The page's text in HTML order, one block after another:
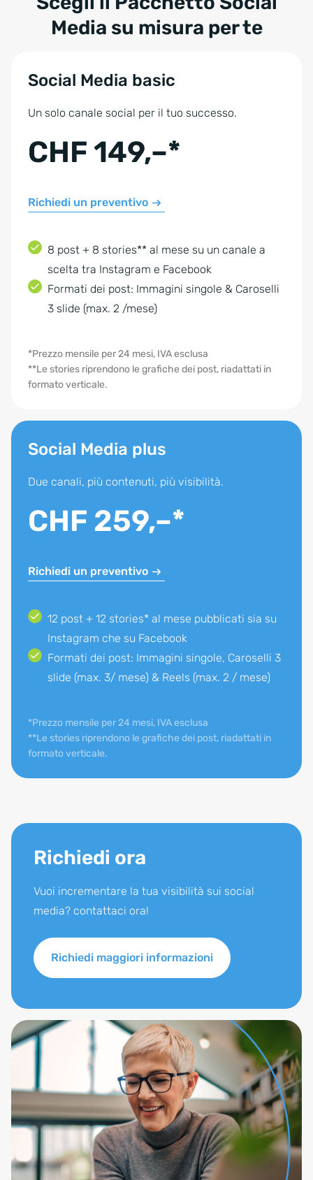
Media su misura per te
Social Media basic
Un solo canale social per il tuo successo.
CHF 149,–*
Richiedi un preventivo
8 post + 8 stories** al mese su un canale a
scelta tra Instagram e Facebook
Formati dei post: Immagini singole & Caroselli
3 slide (max. 2 /mese)
*Prezzo mensile per 24 mesi, IVA esclusa
**Le stories riprendono le grafiche dei post, riadattati in
formato verticale.
Social Media plus
Due canali, più contenuti, più visibilità.
CHF 259,–*
Richiedi un preventivo
12 post + 12 stories* al mese pubblicati sia su
Instagram che su Facebook
Formati dei post: Immagini singole, Caroselli 3
slide (max. 3/ mese) & Reels (max. 2 / mese)
*Prezzo mensile per 24 mesi, IVA esclusa
**Le stories riprendono le grafiche dei post, riadattati in
formato verticale.
Richiedi ora
Vuoi incrementare la tua visibilità sui social
media? contattaci ora!
Richiedi maggiori informazioni